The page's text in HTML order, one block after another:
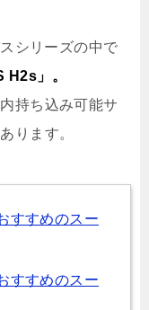
シリーズの中で
H2s」。
持ち込み可能サ
ります。